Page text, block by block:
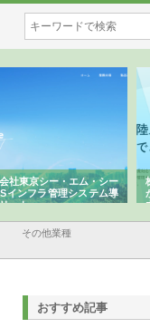
会社アクアスペースが水中
陸上まで一貫施工できる理
その他業種
おすすめ記事